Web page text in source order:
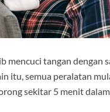
mencuci tangan dengan
itu, semua peralatan
sekitar 5 menit